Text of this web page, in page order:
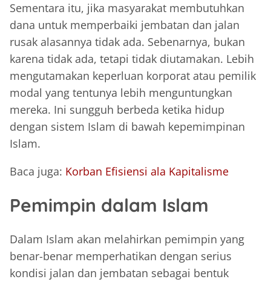
Sementara itu, jika masyarakat membutuhkan
dana untuk memperbaiki jembatan dan jalan
rusak alasannya tidak ada. Sebenarnya, bukan
karena tidak ada, tetapi tidak diutamakan. Lebih
mengutamakan keperluan korporat atau pemilik
modal yang tentunya lebih menguntungkan
mereka. Ini sungguh berbeda ketika hidup
dengan sistem Islam di bawah kepemimpinan
Islam.
Baca juga: Korban Efisiensi ala Kapitalisme
Pemimpin dalam Islam
Dalam Islam akan melahirkan pemimpin yang
benar-benar memperhatikan dengan serius
kondisi jalan dan jembatan sebagai bentuk